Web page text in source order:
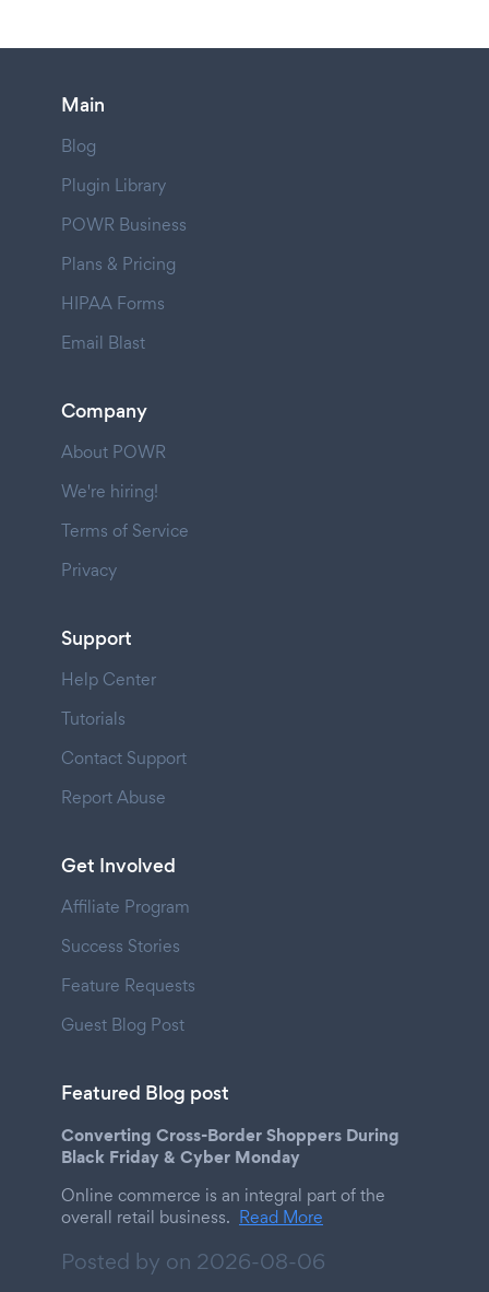
Main
Blog
Plugin Library
POWR Business
Plans & Pricing
HIPAA Forms
Email Blast
Company
About POWR
We're hiring!
Terms of Service
Privacy
Support
Help Center
Tutorials
Contact Support
Report Abuse
Get Involved
Affiliate Program
Success Stories
Feature Requests
Guest Blog Post
Featured Blog post
Converting Cross-Border Shoppers During
Black Friday & Cyber Monday
Online commerce is an integral part of the
overall retail business. Read More
Posted by on 2026-08-06